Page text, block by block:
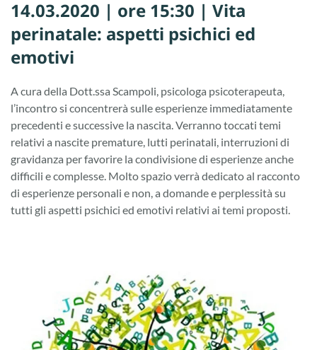
14.03.2020 | ore 15:30 | Vita
perinatale: aspetti psichici ed
emotivi
A cura della Dott.ssa Scampoli, psicologa psicoterapeuta,
l’incontro si concentrerà sulle esperienze immediatamente
precedenti e successive la nascita. Verranno toccati temi
relativi a nascite premature, lutti perinatali, interruzioni di
gravidanza per favorire la condivisione di esperienze anche
difficili e complesse. Molto spazio verrà dedicato al racconto
di esperienze personali e non, a domande e perplessità su
tutti gli aspetti psichici ed emotivi relativi ai temi proposti.